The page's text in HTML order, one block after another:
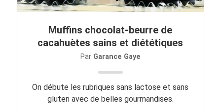
Muffins chocolat-beurre de
cacahuètes sains et diététiques
Par Garance Gaye
On débute les rubriques sans lactose et sans
gluten avec de belles gourmandises.